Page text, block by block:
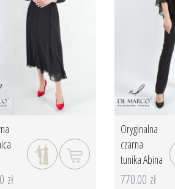
zł
Oryginalna
czarna
tunika Abina
770.00 zł